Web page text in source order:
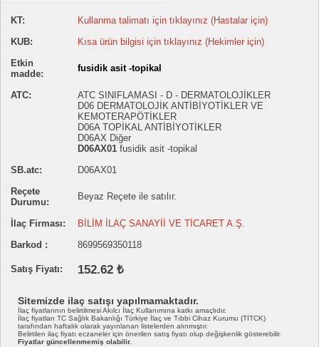
KT:
Kullanma talimatı için tıklayınız (Hastalar için)
KUB:
Kısa ürün bilgisi için tıklayınız (Hekimler için)
Etkin
madde:
fusidik asit -topikal
ATC:
ATC SINIFLAMASI - D - DERMATOLOJİKLER
D06 DERMATOLOJİK ANTİBİYOTİKLER VE
KEMOTERAPÖTİKLER
D06A TOPİKAL ANTİBİYOTİKLER
D06AX Diğer
D06AX01 fusidik asit -topikal
SB.atc:
D06AX01
Reçete
Durumu:
Beyaz Reçete ile satılır.
İlaç Firması:
BİLİM İLAÇ SANAYİİ VE TİCARET A.Ş.
Barkod :
8699569350118
Satış Fiyatı: 152.62 ₺
Sitemizde ilaç satışı yapılmamaktadır.
İlaç fiyatlarının belirtilmesi Akılcı İlaç Kullanımına katkı amaçlıdır.
İlaç fiyatları TC Sağlık Bakanlığı Türkiye İlaç ve Tıbbi Cihaz Kurumu (TİTCK)
tarafından haftalık olarak yayınlanan listelerden alınmıştır.
Belirtilen ilaç fiyatı eczaneler için önerilen satış fiyatı olup değişkenlik gösterebilir.
Fiyatlar güncellenmemiş olabilir.